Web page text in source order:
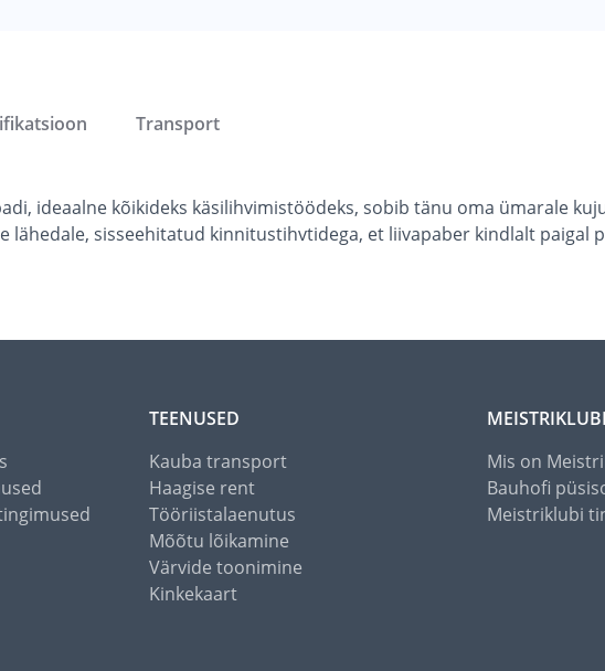
ideaalne kõikideks käsilihvimistöödeks, sobib tänu oma ümarale
lähedale, sisseehitatud kinnitustihvtidega, et liivapaber kindlalt paigal
Transport
TEENUSED
Kauba transport
Haagise rent
Tööriistalaenutus
Mõõtu lõikamine
Värvide toonimine
Kinkekaart
MEISTRIKLUBI
Mis on
Bauhofi
Meistriklubi